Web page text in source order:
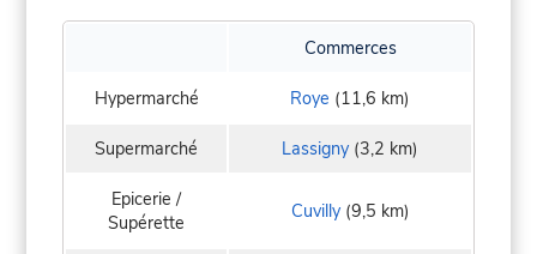
Commerces
Hypermarché Roye (11,6 km)
Supermarché Lassigny (3,2 km)
Epicerie /
Supérette
Cuvilly(9,5 km)